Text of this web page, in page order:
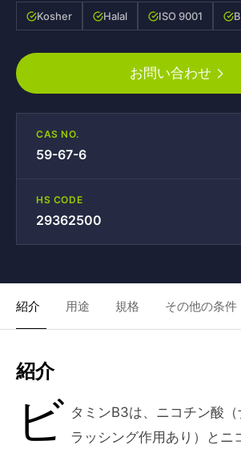
Kosher Halal ISO 9001
お問い合わせ
CAS NO.
59-67-6
HS CODE
29362500
紹介 用途 規格 その他の条件
紹介
ビ タミンB3は、ニコチン酸
ラッシング作用あり）とニ